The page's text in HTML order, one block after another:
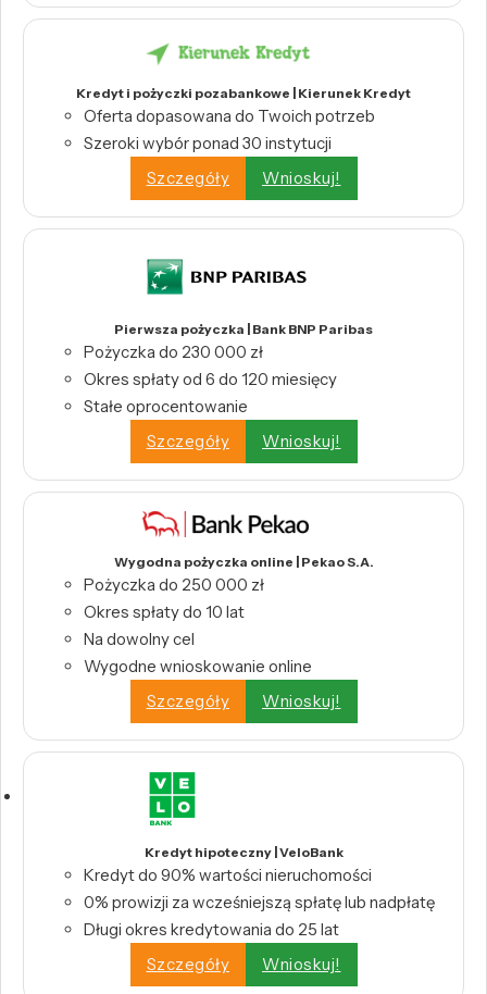
Kredyt i pożyczki pozabankowe | Kierunek Kredyt
Oferta dopasowana do Twoich potrzeb
Szeroki wybór ponad 30 instytucji
Szczegóły
Wnioskuj!
Pierwsza pożyczka | Bank BNP Paribas
Pożyczka do 230 000 zł
Okres spłaty od 6 do 120 miesięcy
Stałe oprocentowanie
Szczegóły
Wnioskuj!
Wygodna pożyczka online | Pekao S.A.
Pożyczka do 250 000 zł
Okres spłaty do 10 lat
Na dowolny cel
Wygodne wnioskowanie online
Szczegóły
Wnioskuj!
Kredyt hipoteczny | VeloBank
Kredyt do 90% wartości nieruchomości
0% prowizji za wcześniejszą spłatę lub nadpłatę
Długi okres kredytowania do 25 lat
Szczegóły
Wnioskuj!